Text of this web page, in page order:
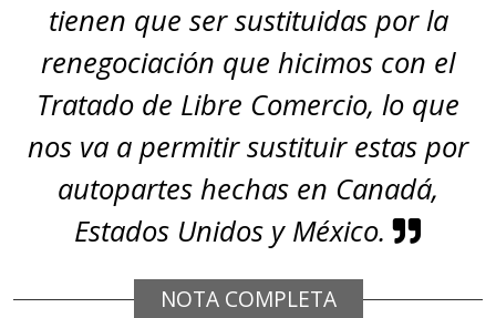
tienen que ser sustituidas por la
renegociación que hicimos con el
Tratado de Libre Comercio, lo que
nos va a permitir sustituir estas por
autopartes hechas en Canadá,
Estados Unidos y México.
NOTA COMPLETA